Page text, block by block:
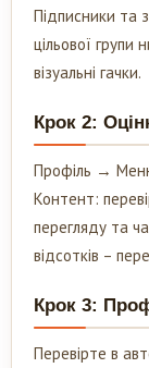
Підписники та
цільової групи
візуальні гачки.
Крок 2:
Профіль →
Контент:
перегляду та
відсотків –
Крок 3:
Перевірте в